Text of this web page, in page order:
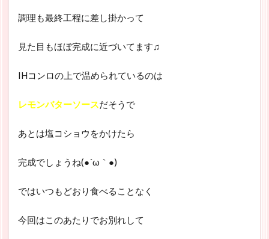
調理も最終工程に差し掛かって
見た目もほぼ完成に近づいてます♫
IHコンロの上で温められているのは
レモンバターソースだそうで
あとは塩コショウをかけたら
完成でしょうね(●´ω｀●)
ではいつもどおり食べることなく
今回はこのあたりでお別れして